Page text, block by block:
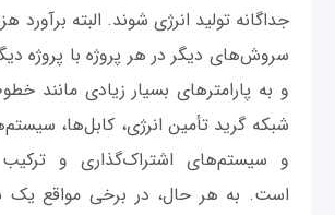
جداگانه تولید انرژی شوند. البته برآورد
سروش‌های دیگر در هر پروژه با پروژه
و به پارامترهای بسیار زیادی مانند
شبکه گرید تأمین انرژی، کابل‌ها،
و سیستم‌های اشتراک‌گذاری و ترکیب
است. به هر حال، در برخی مواقع یک